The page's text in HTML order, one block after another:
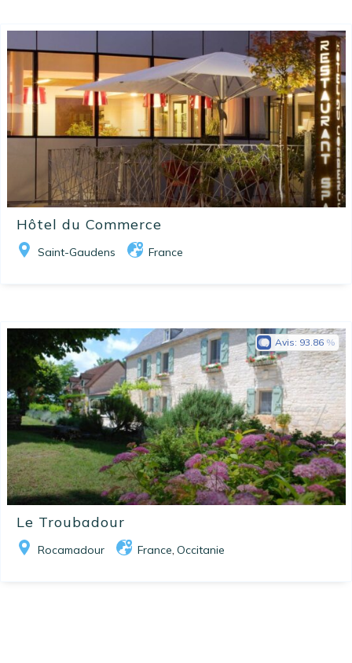
Hôtel du Commerce
Saint-Gaudens France
Le Troubadour
Rocamadour France, Occitanie
Avis: 93.86